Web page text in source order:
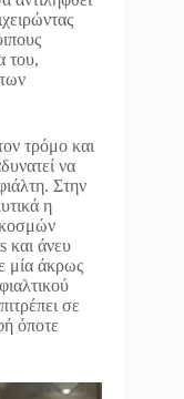
του,
τρόμο και
να
Στην
η
και άνευ
μία άκρως
σε
όποτε